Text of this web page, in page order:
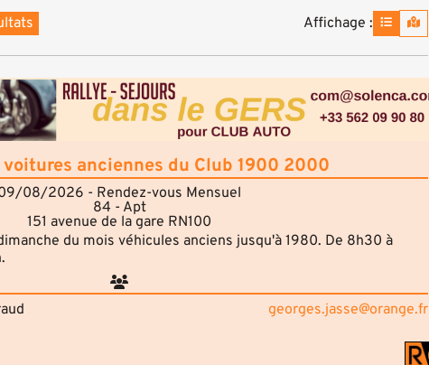
Affichage :
anciennes du Club 1900 2000
08/2026 - Rendez-vous Mensuel
84 - Apt
151 avenue de la gare RN100
du mois véhicules anciens jusqu'à 1980. De 8h30 à
georges.jasse@orange.fr